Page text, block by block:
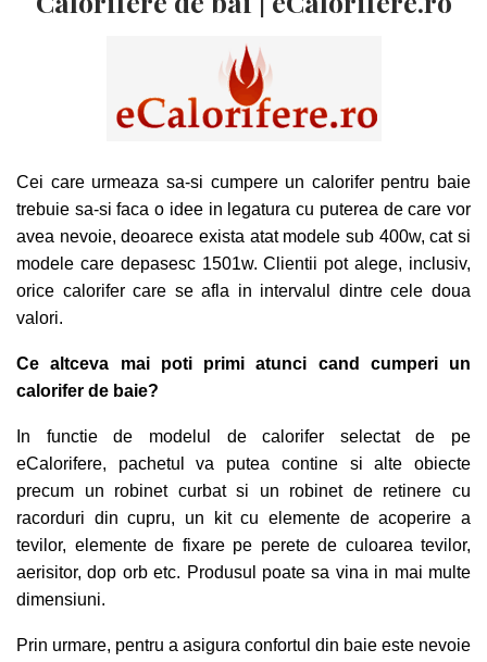
Cei care urmeaza sa-si cumpere un calorifer pentru baie
trebuie sa-si faca o idee in legatura cu puterea de care vor
avea nevoie, deoarece exista atat modele sub 400w, cat si
modele care depasesc 1501w. Clientii pot alege, inclusiv,
orice calorifer care se afla in intervalul dintre cele doua
valori.
Ce altceva mai poti primi atunci cand cumperi un
calorifer de baie?
In functie de modelul de calorifer selectat de pe
eCalorifere, pachetul va putea contine si alte obiecte
precum un robinet curbat si un robinet de retinere cu
racorduri din cupru, un kit cu elemente de acoperire a
tevilor, elemente de fixare pe perete de culoarea tevilor,
aerisitor, dop orb etc. Produsul poate sa vina in mai multe
dimensiuni.
Prin urmare, pentru a asigura confortul din baie este nevoie